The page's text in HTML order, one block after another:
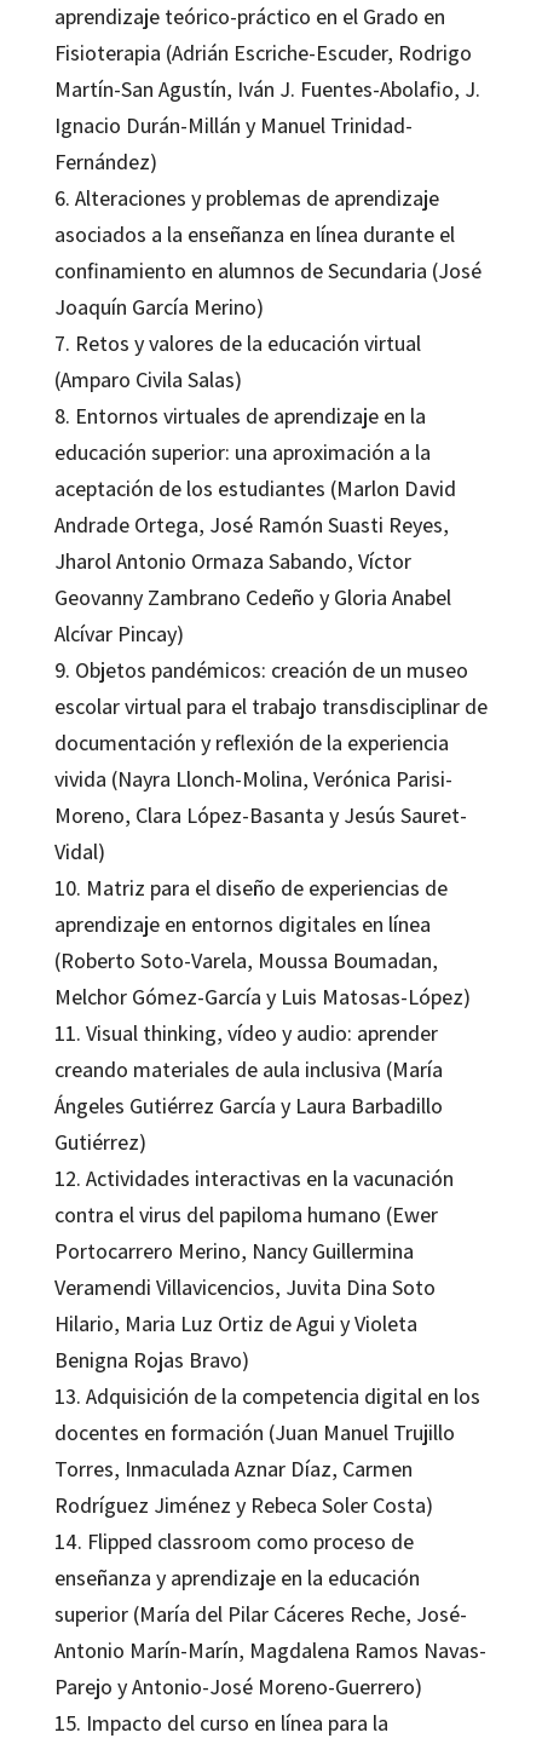
aprendizaje teórico-práctico en el Grado en
Fisioterapia (Adrián Escriche-Escuder, Rodrigo
Martín-San Agustín, Iván J. Fuentes-Abolafio, J.
Ignacio Durán-Millán y Manuel Trinidad-
Fernández)
6. Alteraciones y problemas de aprendizaje
asociados a la enseñanza en línea durante el
confinamiento en alumnos de Secundaria (José
Joaquín García Merino)
7. Retos y valores de la educación virtual
(Amparo Civila Salas)
8. Entornos virtuales de aprendizaje en la
educación superior: una aproximación a la
aceptación de los estudiantes (Marlon David
Andrade Ortega, José Ramón Suasti Reyes,
Jharol Antonio Ormaza Sabando, Víctor
Geovanny Zambrano Cedeño y Gloria Anabel
Alcívar Pincay)
9. Objetos pandémicos: creación de un museo
escolar virtual para el trabajo transdisciplinar de
documentación y reflexión de la experiencia
vivida (Nayra Llonch-Molina, Verónica Parisi-
Moreno, Clara López-Basanta y Jesús Sauret-
Vidal)
10. Matriz para el diseño de experiencias de
aprendizaje en entornos digitales en línea
(Roberto Soto-Varela, Moussa Boumadan,
Melchor Gómez-García y Luis Matosas-López)
11. Visual thinking, vídeo y audio: aprender
creando materiales de aula inclusiva (María
Ángeles Gutiérrez García y Laura Barbadillo
Gutiérrez)
12. Actividades interactivas en la vacunación
contra el virus del papiloma humano (Ewer
Portocarrero Merino, Nancy Guillermina
Veramendi Villavicencios, Juvita Dina Soto
Hilario, Maria Luz Ortiz de Agui y Violeta
Benigna Rojas Bravo)
13. Adquisición de la competencia digital en los
docentes en formación (Juan Manuel Trujillo
Torres, Inmaculada Aznar Díaz, Carmen
Rodríguez Jiménez y Rebeca Soler Costa)
14. Flipped classroom como proceso de
enseñanza y aprendizaje en la educación
superior (María del Pilar Cáceres Reche, José-
Antonio Marín-Marín, Magdalena Ramos Navas-
Parejo y Antonio-José Moreno-Guerrero)
15. Impacto del curso en línea para la